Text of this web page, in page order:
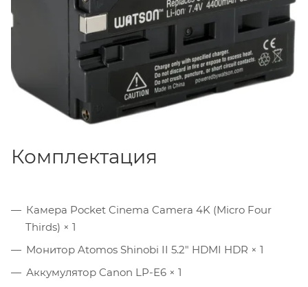
расширяют возможности компоновки.
Комплектация
Камера Pocket Cinema Camera 4K (Micro Four
Thirds) × 1
Монитор Atomos Shinobi II 5.2" HDMI HDR × 1
Аккумулятор Canon LP-E6 × 1